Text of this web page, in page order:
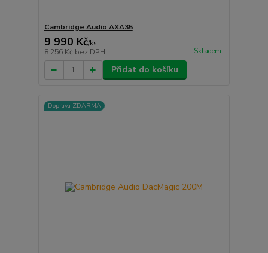
Cambridge Audio AXA35
9 990 Kč/ks
8 256 Kč bez DPH Skladem
Přidat do košíku
Doprava ZDARMA